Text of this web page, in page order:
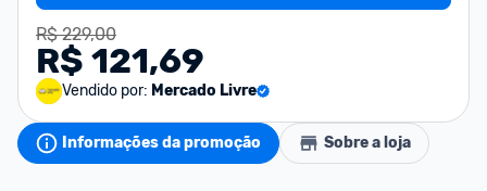
R$ 229,00
R$ 121,69
Vendido por: Mercado Livre
Informações da promoção Sobre a loja